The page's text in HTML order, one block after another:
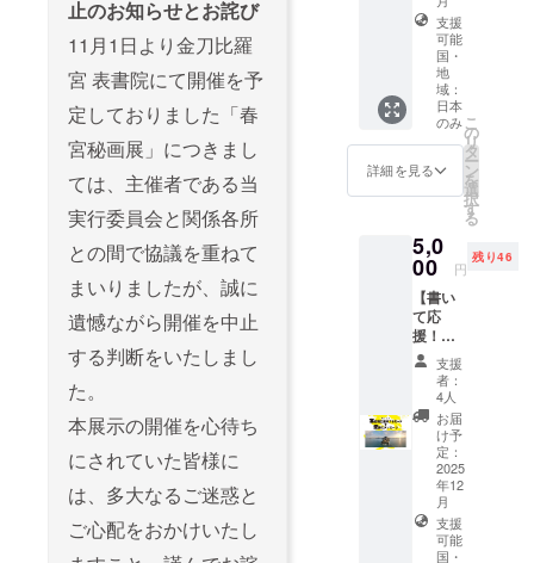
止のお知らせとお詫び
11月1日より金刀比羅
宮 表書院にて開催を予
定しておりました「春
宮秘画展」につきまし
ては、主催者である当
実行委員会と関係各所
との間で協議を重ねて
まいりましたが、誠に
遺憾ながら開催を中止
する判断をいたしまし
た。
本展示の開催を心待ち
にされていた皆様に
は、多大なるご迷惑と
ご心配をおかけいたし
30万円
未満：
文字サ
イズ大
3万円以
上10万
円未
字サイ
ズ中 3
字サイ
ズ小 ※
複数の
支援を
組み合
わせて
いただ
いた場
合は額
に応じ
てサイ
ズを調
整致し
ます。
考欄に
ご記入
がない
場合
は、掲
載いた
しませ
ん。 ＜
イズ＞
30万円
文字サ
イズ特
大又は
ロゴ掲
出 10万
円以上
30万円
未満：
文字サ
イズ大
3万円以
上10万
円未
満：文
字サイ
ズ中 3
万円未
ご予約
承りま
す。 定
休日／
火曜
日、水
曜日 連
絡先は
公式
Webサ
イトま
SNSで
ご確認
くださ
い。
https://
www.ka
ohken.j
p/ ※ご支
援いた
だいた
方のお
名前を
ホーム
ページ
に掲載
させて
いただ
年中無
休） 有
効期
限：支
援完了
日より
6ヶ月 ※
施設側
で当選
せてい
ただき
ますの
で来館
した際
にス
タッフ
にお声
がけく
ださ
い。 ※
ご支援
いただ
いた方
のお名
前を
ホーム
ヤルブ
ルー の
3種類か
らお選
びいた
だけま
す。 ・
コワー
キング
平・高
松のコ
ワーキ
ングス
ペース
を好き
な時に
ご利用
いただ
ける権
利（3
回） 営
業時
間：
9:00~1
8:00（
年中無
コトリ
琴平の1
階ス
ペース
で、イ
ベント
出店し
てみま
か？ 内
容：イ
出店で
きる権
利（1
日） 場
所：コ
トリ琴
平1階ス
ペース
＜出店
スタイ
ル＞ ◉
チャレ
ンジ
キッチ
ン（IH2
口コン
ロ） 1
支援
可能
国・
地
域：
日本
のみ
詳細を見る
こ
の
リ
タ
ー
ン
を
選
択
す
る
5,0
00 円
残り46
【書い
て応
援！】
宮脇慎
太郎
ポスト
カード
＋感謝
のメッ
セージ
昨年度
の金刀
比羅宮
公式カ
支援
者：
4人
お届
け予
定：
2025
年12
月
支援
可能
国・